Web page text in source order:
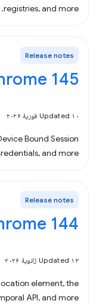
registries, and more.
Release notes
145
Updated ۱۰ فوریهٔ ۲۰۲۶
Bound Session
and more.
Release notes
144
Updated ۱۳ ژانویهٔ ۲۰۲۶
element, the
API, and more.